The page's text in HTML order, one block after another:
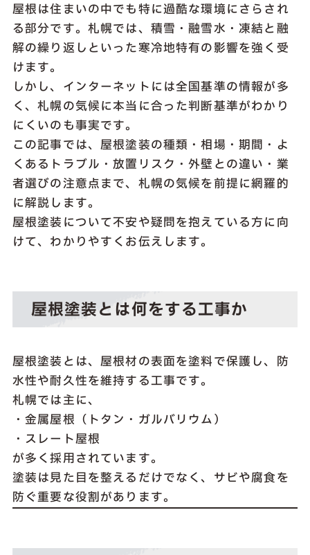
屋根は住まいの中でも特に過酷な環境にさらされ
る部分です。札幌では、積雪・融雪水・凍結と融
解の繰り返しといった寒冷地特有の影響を強く受
けます。
しかし、インターネットには全国基準の情報が多
く、札幌の気候に本当に合った判断基準がわかり
にくいのも事実です。
この記事では、屋根塗装の種類・相場・期間・よ
くあるトラブル・放置リスク・外壁との違い・業
者選びの注意点まで、札幌の気候を前提に網羅的
に解説します。
屋根塗装について不安や疑問を抱えている方に向
けて、わかりやすくお伝えします。
屋根塗装とは何をする工事か
屋根塗装とは、屋根材の表面を塗料で保護し、防
水性や耐久性を維持する工事です。
札幌では主に、
・金属屋根（トタン・ガルバリウム）
・スレート屋根
が多く採用されています。
塗装は見た目を整えるだけでなく、サビや腐食を
防ぐ重要な役割があります。